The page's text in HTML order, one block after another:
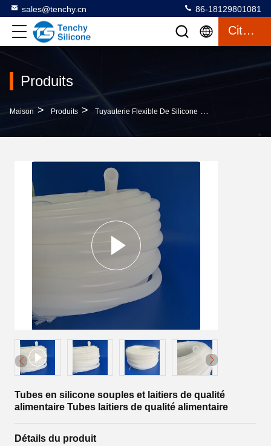
sales@tenchy.cn 86-18129801081
Citation
Produits
Maison > Produits > Tuyauterie Flexible De Silicone >
Tubes en silicone souples et laitiers de qualité
alimentaire Tubes laitiers de qualité alimentaire
Détails du produit